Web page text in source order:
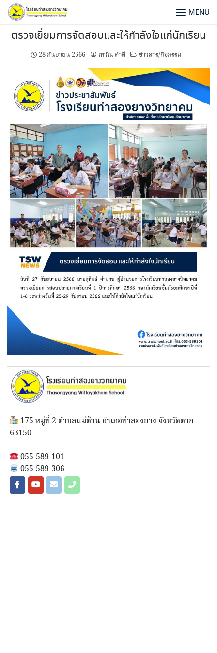
MENU
ตรวจเยี่ยมการจัดสอบและให้กำลังใจแก่นักเรียน
28 กันยายน 2566 เทวัณ ดำดี ข่าวสาร/กิจกรรม
175 หมู่ที่ 2 ตำบลแม่ต้าน อำเภอท่าสองยาง จังหวัดตาก
63150
055-589-101
055-589-306